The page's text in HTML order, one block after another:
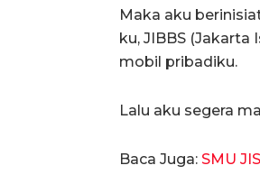
Maka aku
ku, JIBBS
mobil pribadiku.
Lalu aku segera
Baca Juga: SMU